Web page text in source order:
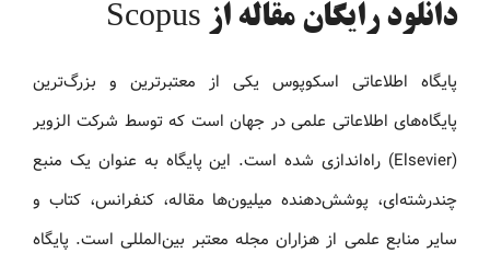
دانلود رایگان مقاله از Scopus
پایگاه اطلاعاتی اسکوپوس یکی از معتبرترین و بزرگ‌ترین
پایگاه‌های اطلاعاتی علمی در جهان است که توسط شرکت الزویر
(Elsevier) راه‌اندازی شده است. این پایگاه به عنوان یک منبع
چندرشته‌ای، پوشش‌دهنده میلیون‌ها مقاله، کنفرانس، کتاب و
سایر منابع علمی از هزاران مجله معتبر بین‌المللی است. پایگاه